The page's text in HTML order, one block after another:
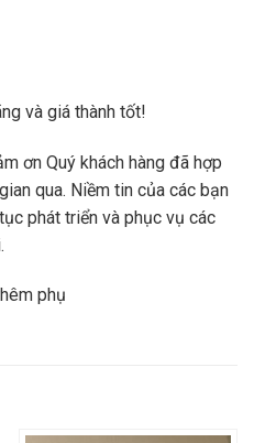
và giá thành tốt!
ơn Quý khách hàng đã hợp
qua. Niềm tin của các bạn
phát triển và phục vụ các
phụ